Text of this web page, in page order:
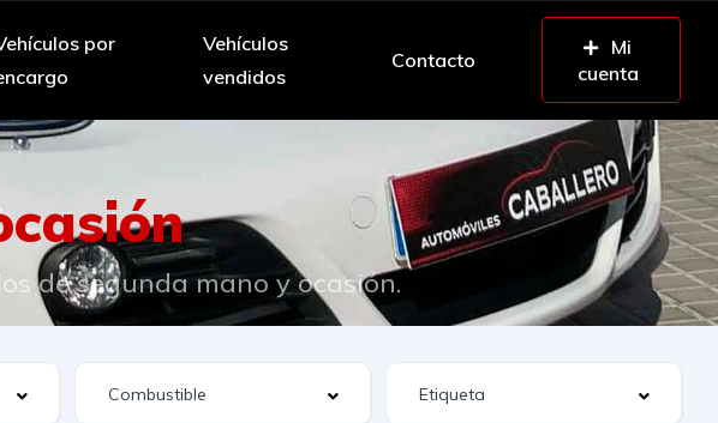
por
Vehículos
vendidos
Contacto
Mi
cuenta
de segunda mano y ocasión.